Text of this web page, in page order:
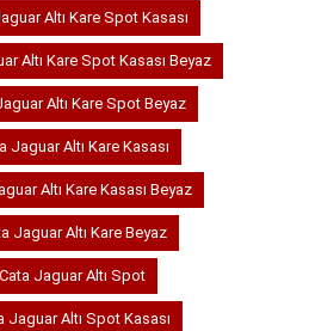
Altı Kare Spot Kasası
Altı Kare Spot Kasası Beyaz
Altı Kare Spot Beyaz
Jaguar Altı Kare Kasası
Altı Kare Kasası Beyaz
Jaguar Altı Kare Beyaz
Jaguar Altı Spot
Jaguar Altı Spot Kasası